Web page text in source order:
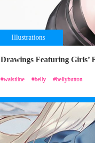
Illustrations
Drawings Featuring Girls’
waistline belly bellybutton